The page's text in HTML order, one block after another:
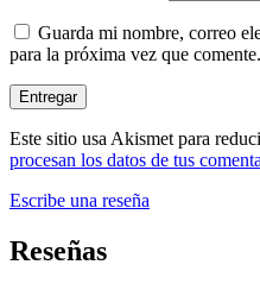
Guarda mi nombre, correo
para la próxima vez que comente.
Este sitio usa Akismet para
procesan los datos de tus
Escribe una reseña
Reseñas